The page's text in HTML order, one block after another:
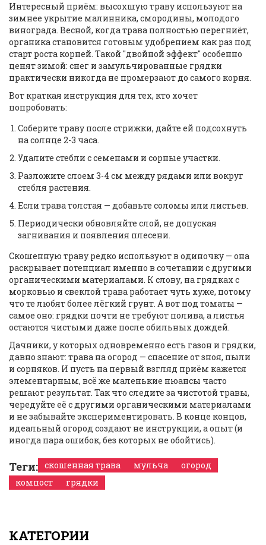
Интересный приём: высохшую траву используют на
зимнее укрытие малинника, смородины, молодого
винограда. Весной, когда трава полностью перегниёт,
органика становится готовым удобрением как раз под
старт роста корней. Такой "двойной эффект" особенно
ценят зимой: снег и замульчированные грядки
практически никогда не промерзают до самого корня.
Вот краткая инструкция для тех, кто хочет
попробовать:
Соберите траву после стрижки, дайте ей подсохнуть
на солнце 2-3 часа.
Удалите стебли с семенами и сорные участки.
Разложите слоем 3-4 см между рядами или вокруг
стебля растения.
Если трава толстая — добавьте соломы или листьев.
Периодически обновляйте слой, не допуская
загнивания и появления плесени.
Скошенную траву редко используют в одиночку — она
раскрывает потенциал именно в сочетании с другими
органическими материалами. К слову, на грядках с
морковью и свеклой трава работает чуть хуже, потому
что те любят более лёгкий грунт. А вот под томаты —
самое оно: грядки почти не требуют полива, а листья
остаются чистыми даже после обильных дождей.
Дачники, у которых одновременно есть газон и грядки,
давно знают: трава на огород — спасение от зноя, пыли
и сорняков. И пусть на первый взгляд приём кажется
элементарным, всё же маленькие нюансы часто
решают результат. Так что следите за чистотой травы,
чередуйте её с другими органическими материалами
и не забывайте экспериментировать. В конце концов,
идеальный огород создают не инструкции, а опыт (и
иногда пара ошибок, без которых не обойтись).
Теги: скошенная трава мульча
огород
компост
грядки
КАТЕГОРИИ